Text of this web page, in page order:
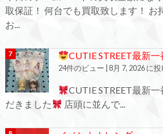
取保証！ 何台でも買取致します！ お
お...
CUTIE STREET最新一
24件のビュー 8月 7, 2026 に
CUTIE STREET最新
だきました
店頭に並んで...